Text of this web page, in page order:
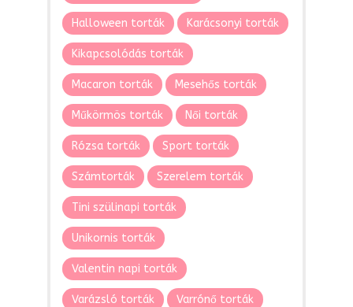
Halloween torták Karácsonyi torták
Kikapcsolódás torták
Macaron torták Mesehős torták
Műkörmös torták Női torták
Rózsa torták Sport torták
Számtorták Szerelem torták
Tini szülinapi torták
Unikornis torták
Valentin napi torták
Varázsló torták Varrónő torták